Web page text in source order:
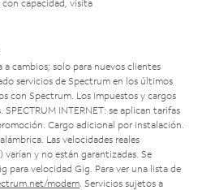
con capacidad, visita
cambios; solo para nuevos clientes
servicios de Spectrum en los últimos
con Spectrum. Los impuestos y cargos
INTERNET: se aplican tarifas
Cargo adicional por instalación.
Las velocidades reales
y no están garantizadas. Se
para velocidad Gig. Para ver una lista de
modem . Servicios sujetos a